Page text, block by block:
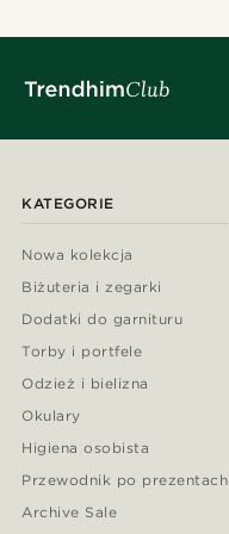
KATEGORIE
Nowa kolekcja
Biżuteria i zegarki
Dodatki do garnituru
Torby i portfele
Odzież i bielizna
Okulary
Higiena osobista
Przewodnik po prezentach
Archive Sale